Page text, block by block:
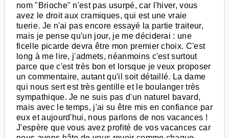
nom "Brioche" n'est pas usurpé, car l'hiver, vous
avez le droit aux cramiques, qui est une vraie
tuerie. Je n'ai pas encore essayé la partie traiteur,
mais je pense qu'un jour, je me déciderai : une
ficelle picarde devra être mon premier choix. C'est
long à me lire, j'admets, néanmoins c'est surtout
parce que c'est très bon et lorsque je veux proposer
un commentaire, autant qu'il soit détaillé. La dame
qui nous sert est très gentille et le boulanger très
sympathique. Je ne suis pas d'un naturel bavard,
mais avec le temps, j'ai su être mis en confiance par
eux et aujourd'hui, nous parlons de nos vacances !
J'espère que vous avez profité de vos vacances car